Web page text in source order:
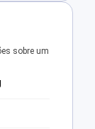
sobre um